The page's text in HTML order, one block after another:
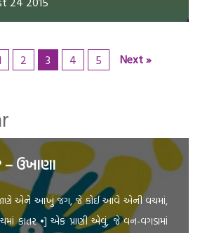
2 3 4 5 Next »
– ઉખાણા
એને આખું જગ, જે કોઈ આવે એની વચમાં,
કાતર •] એક પ્રાણી એવું, જે વન-વગડામાં